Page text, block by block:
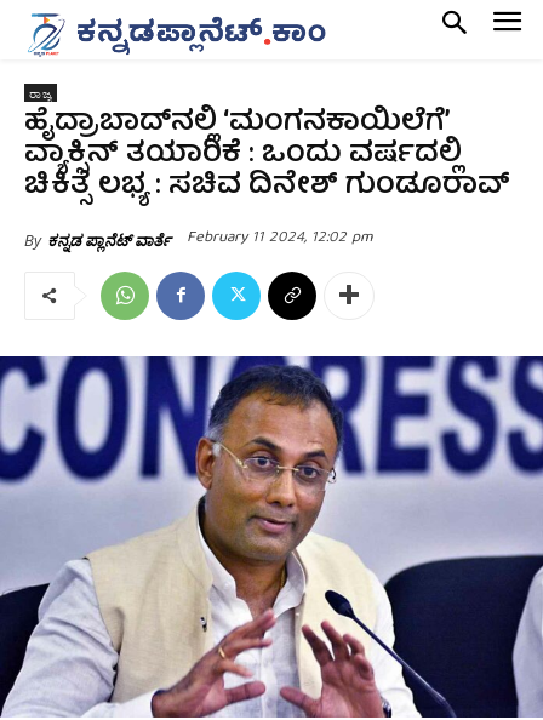
ರಾಜ್ಯ
ಹೈದ್ರಾಬಾದ್‌ನಲ್ಲಿ ‘ಮಂಗನಕಾಯಿಲೆಗೆ’
ವ್ಯಾಕ್ಸಿನ್ ತಯಾರಿಕೆ : ಒಂದು ವರ್ಷದಲ್ಲಿ
ಚಿಕಿತ್ಸೆ ಲಭ್ಯ : ಸಚಿವ ದಿನೇಶ್ ಗುಂಡೂರಾವ್
By ಕನ್ನಡ ಪ್ಲಾನೆಟ್ ವಾರ್ತೆ February 11 2024, 12:02 pm